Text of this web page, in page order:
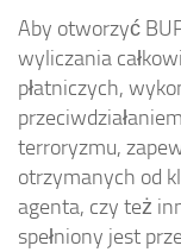
Aby otworzyć
wyliczania
płatniczych,
terroryzmu,
otrzymanych od
agenta, czy też
spełniony jest